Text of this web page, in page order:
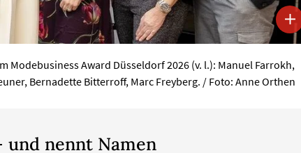
Modebusiness Award Düsseldorf 2026 (v. l.): Manuel Farrokh,
Bernadette Bitterroff, Marc Freyberg. / Foto: Anne Orthen
und nennt Namen